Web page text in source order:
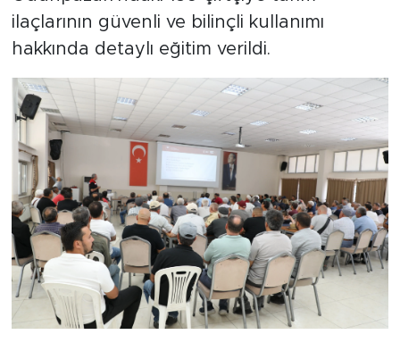
ilaçlarının güvenli ve bilinçli kullanımı
hakkında detaylı eğitim verildi.